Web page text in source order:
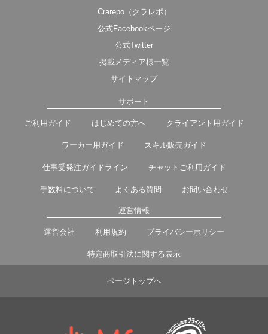
Crarepo（クラレポ）
公式Facebookページ
公式Twitter
掲載メディア様一覧
サイトマップ
サポート
ご利用ガイド はじめての方へ クライアント用ガイド
ワーカー用ガイド スキル販売ガイド
仕事受発注ガイドライン チャットご利用ガイド
手数料について よくある質問 お問い合わせ
運営情報
運営会社 利用規約 プライバシーポリシー
特定商取引法に関する表示
ページトップヘ